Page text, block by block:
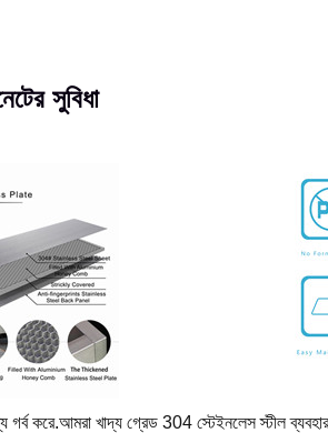
সুবিধা
করে.আমরা খাদ্য গ্রেড 304 স্টেইনলেস স্টীল